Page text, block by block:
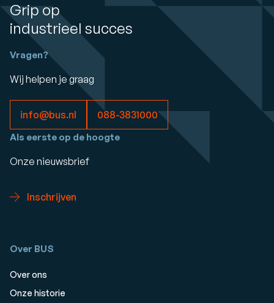
Grip op
industrieel succes
Vragen?
Wij helpen je graag
info@bus.nl 088-3831000
Als eerste op de hoogte
Onze nieuwsbrief
Inschrijven
Over BUS
Over ons
Onze historie